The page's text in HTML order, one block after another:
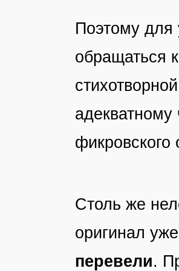
Поэтому для
обращаться
адекватному
фикровского
Столь же
оригинал
перевели.